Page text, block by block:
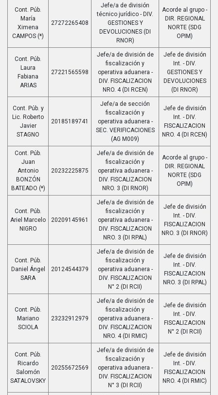
Cont. Púb.
María
Ximena
CAMPOS (*)
27272265408
Jefe/a de división
técnico jurídico - DIV.
GESTIONES Y
DEVOLUCIONES (DI
RNOR)
Acorde al grupo -
DIR. REGIONAL
NORTE (SDG
OPIM)
Cont. Púb.
Laura
Fabiana
ARIAS
27221565598
Jefe/a de división de
fiscalización y
operativa aduanera -
DIV. FISCALIZACION
NRO. 4 (DI RCEN)
Jefe de división
Int. - DIV.
GESTIONES Y
DEVOLUCIONES
(DI RNOR)
Cont. Púb. y
Lic. Roberto
Javier
STAGNO
20185189741
Jefe/a de sección
fiscalización y
operativa aduanera -
SEC. VERIFICACIONES
(AG M009)
Jefe de división
Int. - DIV.
FISCALIZACION
NRO. 4 (DI RCEN)
Cont. Púb.
Juan
Antonio
BONZÓN
BATEADO (*)
20232225875
Jefe/a de división de
fiscalización y
operativa aduanera -
DIV. FISCALIZACION
NRO. 3 (DI RNOR)
Acorde al grupo -
DIR. REGIONAL
NORTE (SDG
OPIM)
Cont. Púb.
Ariel Marcelo
NIGRO
20209145961
Jefe/a de división de
fiscalización y
operativa aduanera -
DIV. FISCALIZACION
NRO. 3 (DI RPAL)
Jefe de división
Int. - DIV.
FISCALIZACION
NRO. 3 (DI RNOR)
Cont. Púb.
Daniel Ángel
SARA
20124544379
Jefe/a de división de
fiscalización y
operativa aduanera -
DIV. FISCALIZACION
N° 2 (DI RCII)
Jefe de división
Int. - DIV.
FISCALIZACION
NRO. 3 (DI RPAL)
Cont. Púb.
Mariano
SCIOLA
23232912979
Jefe/a de división de
fiscalización y
operativa aduanera -
DIV. FISCALIZACION
NRO. 4 (DI RMIC)
Jefe de división
Int. - DIV.
FISCALIZACION
N° 2 (DI RCII)
Cont. Púb.
Ricardo
Salomón
SATALOVSKY
20255672569
Jefe/a de división de
fiscalización y
operativa aduanera -
DIV. FISCALIZACION
N° 3 (DI RCII)
Jefe de división
Int. - DIV.
FISCALIZACION
NRO. 4 (DI RMIC)